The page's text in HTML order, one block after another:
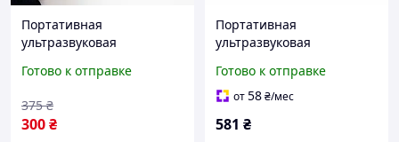
Портативная
ультразвуковая
компактная и удобная для
Готово к отправке
300₴
375 ₴
Портативная
ультразвуковая
Мини стиральная
машина автомат GB-81
Готово к отправке
от58₴/мес
581 ₴